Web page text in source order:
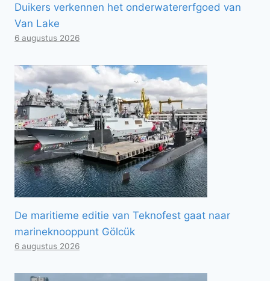
Duikers verkennen het onderwatererfgoed van
Van Lake
6 augustus 2026
De maritieme editie van Teknofest gaat naar
marineknooppunt Gölcük
6 augustus 2026